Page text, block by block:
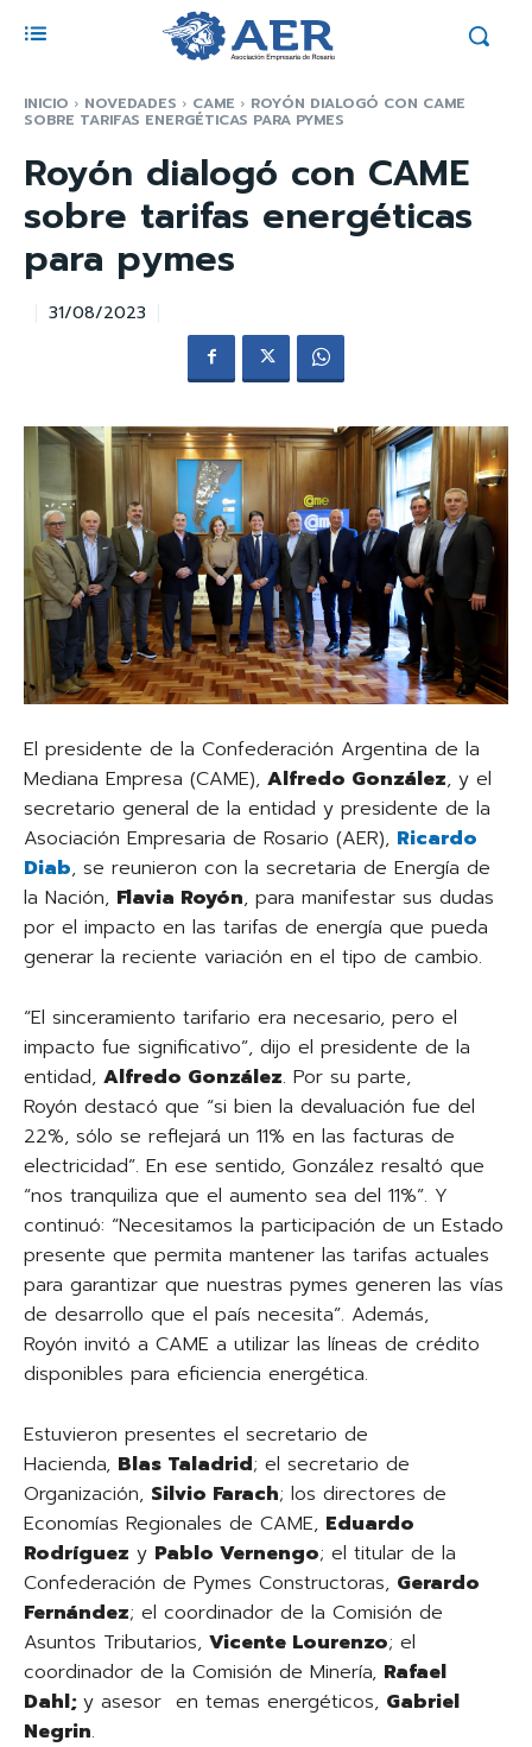
INICIO NOVEDADES CAME ROYÓN DIALOGÓ CON CAME
SOBRE TARIFAS ENERGÉTICAS PARA PYMES
Royón dialogó con CAME
sobre tarifas energéticas
para pymes
31/08/2023
El presidente de la Confederación Argentina de la
Mediana Empresa (CAME), Alfredo González, y el
secretario general de la entidad y presidente de la
Asociación Empresaria de Rosario (AER), Ricardo
Diab, se reunieron con la secretaria de Energía de
la Nación, Flavia Royón, para manifestar sus dudas
por el impacto en las tarifas de energía que pueda
generar la reciente variación en el tipo de cambio.
“El sinceramiento tarifario era necesario, pero el
impacto fue significativo”, dijo el presidente de la
entidad, Alfredo González. Por su parte,
Royón destacó que “si bien la devaluación fue del
22%, sólo se reflejará un 11% en las facturas de
electricidad”. En ese sentido, González resaltó que
“nos tranquiliza que el aumento sea del 11%”. Y
continuó: “Necesitamos la participación de un Estado
presente que permita mantener las tarifas actuales
para garantizar que nuestras pymes generen las vías
de desarrollo que el país necesita”. Además,
Royón invitó a CAME a utilizar las líneas de crédito
disponibles para eficiencia energética.
Estuvieron presentes el secretario de
Hacienda, Blas Taladrid; el secretario de
Organización, Silvio Farach; los directores de
Economías Regionales de CAME, Eduardo
Rodríguez y Pablo Vernengo; el titular de la
Confederación de Pymes Constructoras, Gerardo
Fernández; el coordinador de la Comisión de
Asuntos Tributarios, Vicente Lourenzo; el
coordinador de la Comisión de Minería, Rafael
Dahl; y asesor en temas energéticos, Gabriel
Negrin.